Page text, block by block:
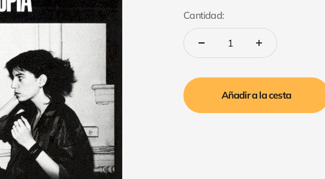
Cantidad:
Añadir a la cesta